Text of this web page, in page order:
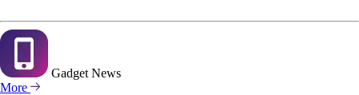
Gadget News
More